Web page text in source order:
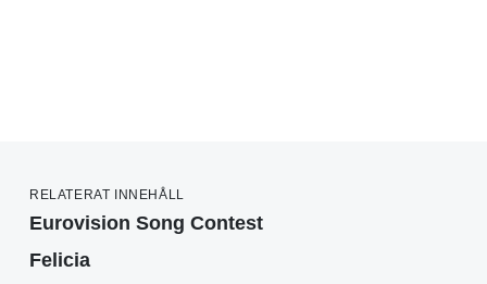
RELATERAT INNEHÅLL
Eurovision Song Contest
Felicia